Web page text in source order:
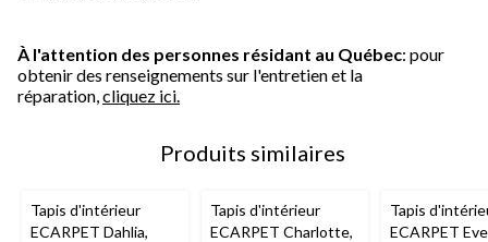
À l'attention des personnes résidant au Québec: pour
obtenir des renseignements sur l'entretien et la
réparation, cliquez ici.
Produits similaires
Tapis d'intérieur
ECARPET Dahlia,
Tapis d'intérieur
ECARPET Charlotte,
Tapis
ECARPET